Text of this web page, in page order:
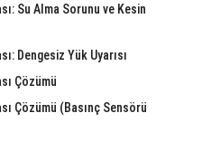
Su Alma Sorunu ve Kesin
Dengesiz Yük Uyarısı
Çözümü
Çözümü (Basınç Sensörü